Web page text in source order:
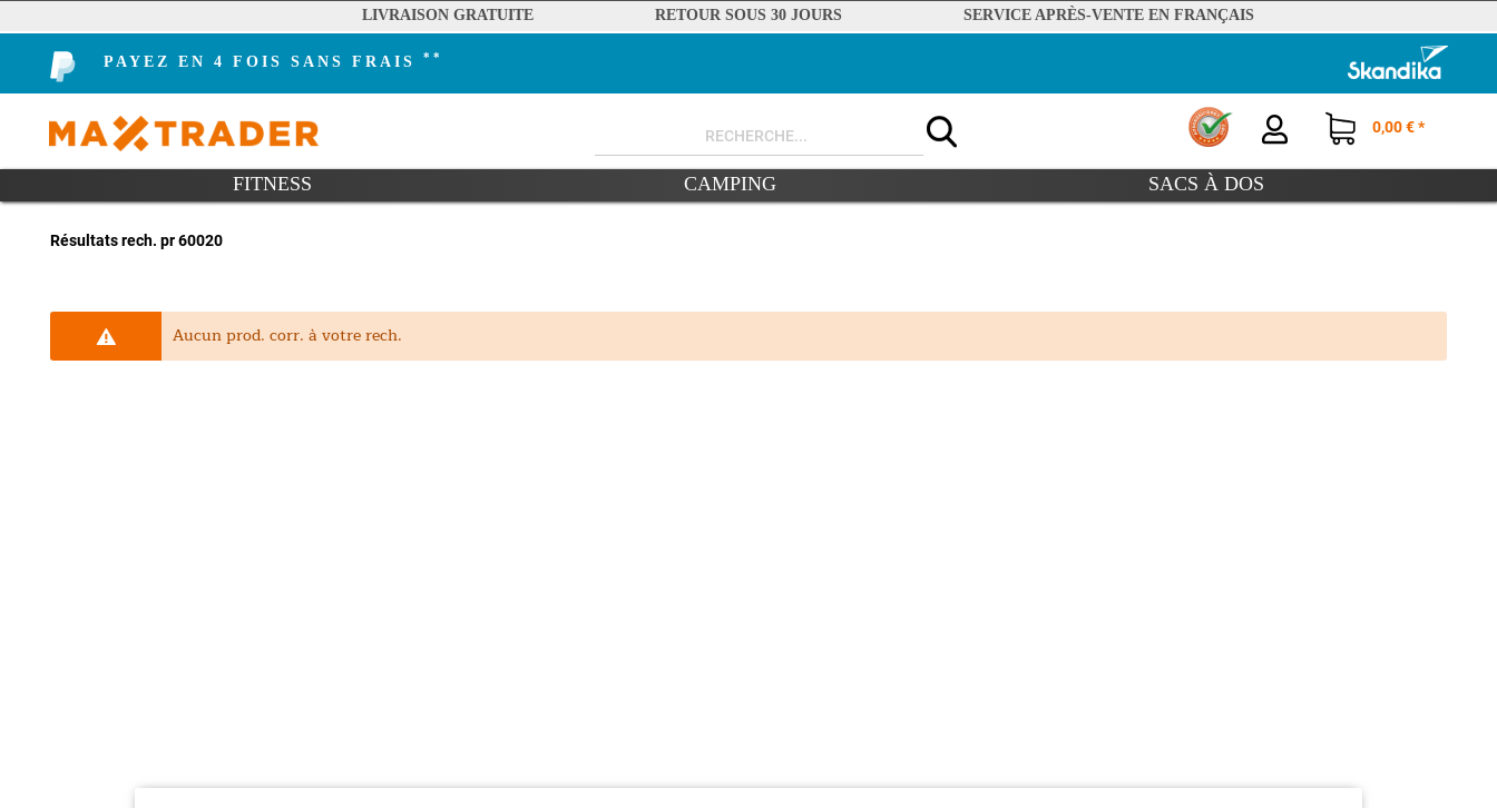
LIVRAISON GRATUITE RETOUR SOUS 30 JOURS SERVICE APRÈS-VENTE EN FRANÇAIS
PAYEZ EN 4 FOIS SANS FRAIS **
0,00 € *
FITNESS CAMPING SACS À DOS
Résultats rech. pr 60020
Aucun prod. corr. à votre rech.